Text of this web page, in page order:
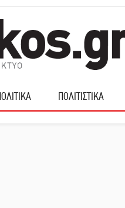
ΠΟΛΙΤΙΣΤΙΚΑ